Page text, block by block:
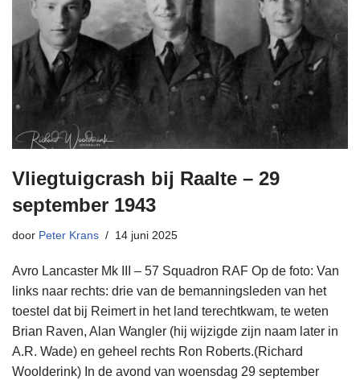
Vliegtuigcrash bij Raalte – 29
september 1943
door Peter Krans 14 juni 2025
Avro Lancaster Mk III – 57 Squadron RAF Op de foto: Van
links naar rechts: drie van de bemanningsleden van het
toestel dat bij Reimert in het land terechtkwam, te weten
Brian Raven, Alan Wangler (hij wijzigde zijn naam later in
A.R. Wade) en geheel rechts Ron Roberts.(Richard
Woolderink) In de avond van woensdag 29 september